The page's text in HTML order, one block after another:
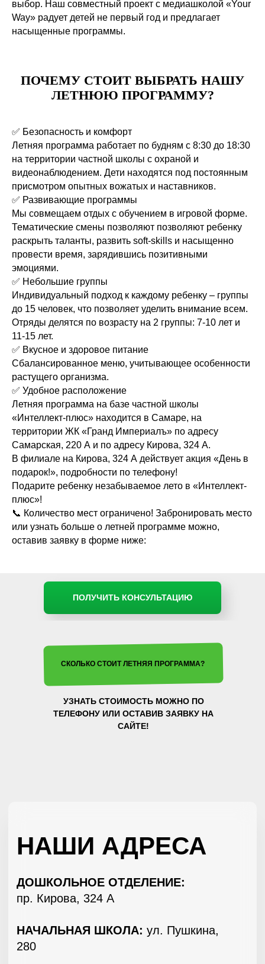
выбор. Наш совместный проект с медиашколой «Your
Way» радует детей не первый год и предлагает
насыщенные программы.
ПОЧЕМУ СТОИТ ВЫБРАТЬ НАШУ
ЛЕТНЮЮ ПРОГРАММУ?
✅ Безопасность и комфорт
Летняя программа работает по будням с 8:30 до 18:30
на территории частной школы с охраной и
видеонаблюдением. Дети находятся под постоянным
присмотром опытных вожатых и наставников.
✅ Развивающие программы
Мы совмещаем отдых с обучением в игровой форме.
Тематические смены позволяют позволяют ребенку
раскрыть таланты, развить soft-skills и насыщенно
провести время, зарядившись позитивными
эмоциями.
✅ Небольшие группы
Индивидуальный подход к каждому ребенку – группы
до 15 человек, что позволяет уделить внимание всем.
Отряды делятся по возрасту на 2 группы: 7-10 лет и
11-15 лет.
✅ Вкусное и здоровое питание
Сбалансированное меню, учитывающее особенности
растущего организма.
✅ Удобное расположение
Летняя программа на базе частной школы
«Интеллект-плюс» находится в Самаре, на
территории ЖК «Гранд Империалъ» по адресу
Самарская, 220 А и по адресу Кирова, 324 А.
В филиале на Кирова, 324 А действует акция «День в
подарок!», подробности по телефону!
Подарите ребенку незабываемое лето в «Интеллект-
плюс»!
📞 Количество мест ограничено! Забронировать место
или узнать больше о летней программе можно,
оставив заявку в форме ниже:
ПОЛУЧИТЬ КОНСУЛЬТАЦИЮ
СКОЛЬКО СТОИТ ЛЕТНЯЯ ПРОГРАММА?
УЗНАТЬ СТОИМОСТЬ МОЖНО ПО
ТЕЛЕФОНУ ИЛИ ОСТАВИВ ЗАЯВКУ НА
САЙТЕ!
НАШИ АДРЕСА
ДОШКОЛЬНОЕ ОТДЕЛЕНИЕ:
пр. Кирова, 324 А
НАЧАЛЬНАЯ ШКОЛА:ул. Пушкина,
280
СТАРШАЯ ШКОЛА: ул. Чкалова, 72
ШКОЛА 1−11 КЛАСС:пр. Кирова,
«Гранд Империалъ»
ОСТАЛИСЬ
ВОПРОСЫ?